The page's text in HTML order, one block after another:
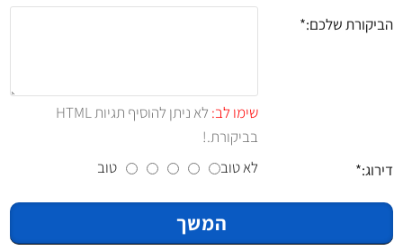
הביקורת שלכם:
שימו לב:
לא ניתן להוסיף תגיות HTML
בביקורת.!
דירוג:
לא טוב טוב
המשך